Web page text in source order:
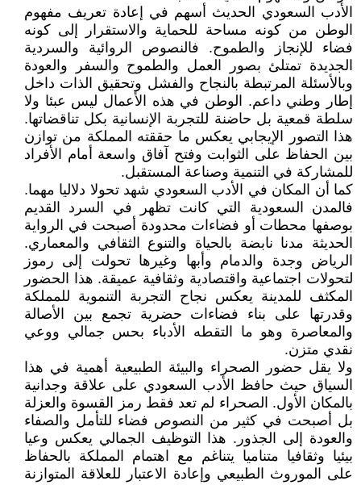
الأدب السعودي الحديث أسهم في إعادة تعريف مفهوم
الوطن من كونه مساحة للحماية والاستقرار إلى كونه
فضاء للإنجاز والطموح. فالنصوص الروائية والسردية
الجديدة تمتلئ بصور العمل والطموح والسفر والعودة
وبالأسئلة المرتبطة بالنجاح والفشل وتحقيق الذات داخل
إطار وطني داعم. الوطن في هذه الأعمال ليس عبئا ولا
سلطة قمعية بل حاضنة للتجربة الإنسانية بكل تناقضاتها.
هذا التصور الإيجابي يعكس ما حققته المملكة من توازن
بين الحفاظ على الثوابت وفتح آفاق واسعة أمام الأفراد
للمشاركة في التنمية وصناعة المستقبل.
كما أن المكان في الأدب السعودي شهد تحولا دلاليا مهما.
فالمدن السعودية التي كانت تظهر في السرد القديم
بوصفها محطات أو فضاءات محدودة أصبحت في الرواية
الحديثة مدنا نابضة بالحياة والتنوع الثقافي والمعماري.
الرياض وجدة والدمام وأبها وغيرها تحولت إلى رموز
لتحولات اجتماعية واقتصادية وثقافية عميقة. هذا الحضور
المكثف للمدينة يعكس نجاح التجربة التنموية للمملكة
وقدرتها على بناء فضاءات حضرية تجمع بين الأصالة
والمعاصرة وهو ما التقطه الأدباء بحس جمالي ووعي
نقدي متزن.
ولا يقل حضور الصحراء والبيئة الطبيعية أهمية في هذا
السياق حيث حافظ الأدب السعودي على علاقة وجدانية
بالمكان الأول. الصحراء لم تعد فقط رمز القسوة والعزلة
بل أصبحت في كثير من النصوص فضاء للتأمل والصفاء
والعودة إلى الجذور. هذا التوظيف الجمالي يعكس وعيا
بيئيا وثقافيا متناميا يتناغم مع اهتمام المملكة بالحفاظ
على الموروث الطبيعي وإعادة الاعتبار للعلاقة المتوازنة